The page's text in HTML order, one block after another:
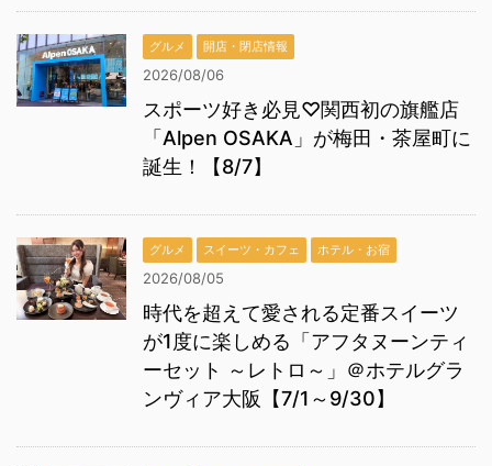
グルメ 開店・閉店情報
2026/08/06
スポーツ好き必見♡関西初の旗艦店
「Alpen OSAKA」が梅田・茶屋町に
誕生！【8/7】
グルメ スイーツ・カフェ ホテル・お宿
2026/08/05
時代を超えて愛される定番スイーツ
が1度に楽しめる「アフタヌーンティ
ーセット ～レトロ～」＠ホテルグラ
ンヴィア大阪【7/1～9/30】